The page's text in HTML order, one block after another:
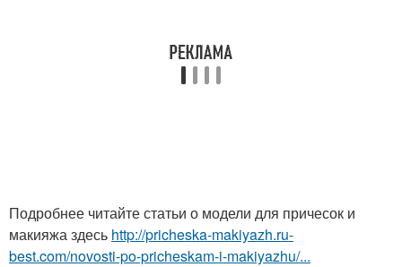
Подробнее читайте статьи о модели для причесок и
макияжа здесь http://pricheska-makiyazh.ru-
best.com/novosti-po-pricheskam-i-makiyazhu/...